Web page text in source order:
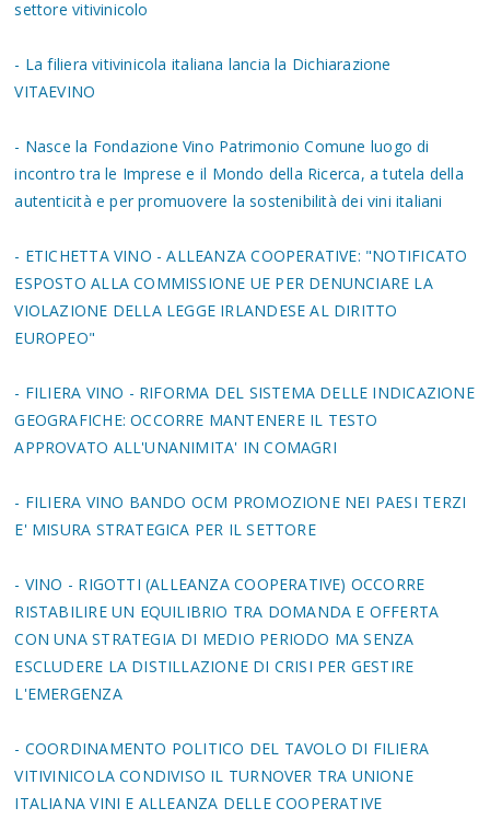
settore vitivinicolo
- La filiera vitivinicola italiana lancia la Dichiarazione
VITAEVINO
- Nasce la Fondazione Vino Patrimonio Comune luogo di
incontro tra le Imprese e il Mondo della Ricerca, a tutela della
autenticità e per promuovere la sostenibilità dei vini italiani
- ETICHETTA VINO - ALLEANZA COOPERATIVE: "NOTIFICATO
ESPOSTO ALLA COMMISSIONE UE PER DENUNCIARE LA
VIOLAZIONE DELLA LEGGE IRLANDESE AL DIRITTO
EUROPEO"
- FILIERA VINO - RIFORMA DEL SISTEMA DELLE INDICAZIONE
GEOGRAFICHE: OCCORRE MANTENERE IL TESTO
APPROVATO ALL'UNANIMITA' IN COMAGRI
- FILIERA VINO BANDO OCM PROMOZIONE NEI PAESI TERZI
E' MISURA STRATEGICA PER IL SETTORE
- VINO - RIGOTTI (ALLEANZA COOPERATIVE) OCCORRE
RISTABILIRE UN EQUILIBRIO TRA DOMANDA E OFFERTA
CON UNA STRATEGIA DI MEDIO PERIODO MA SENZA
ESCLUDERE LA DISTILLAZIONE DI CRISI PER GESTIRE
L'EMERGENZA
- COORDINAMENTO POLITICO DEL TAVOLO DI FILIERA
VITIVINICOLA CONDIVISO IL TURNOVER TRA UNIONE
ITALIANA VINI E ALLEANZA DELLE COOPERATIVE